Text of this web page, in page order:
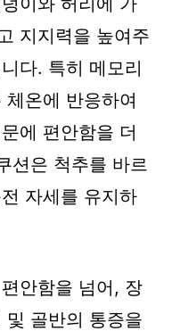
지지력을 높여주
다. 특히 메모리
온에 반응하여
에 편안함을 더
션은 척추를 바르
자세를 유지하
안함을 넘어, 장
및 골반의 통증을